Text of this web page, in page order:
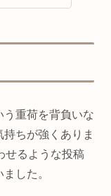
重荷を背負いな
ちが強くありま
せるような投稿
した。